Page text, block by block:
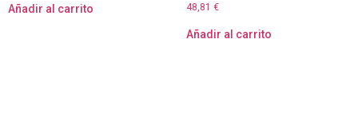
Añadir al carrito 48,81 €
Añadir al carrito